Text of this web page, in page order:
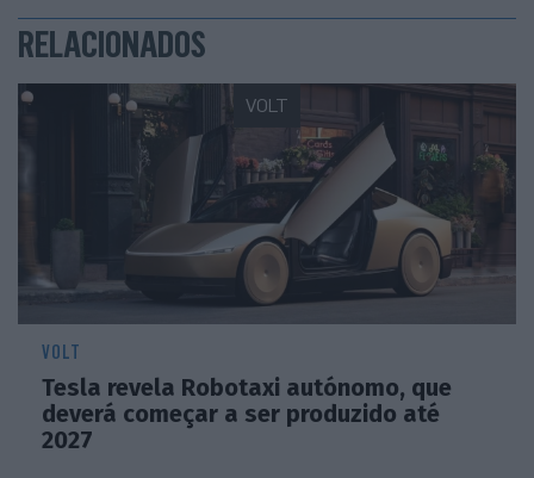
RELACIONADOS
VOLT
VOLT
Tesla revela Robotaxi autónomo, que
deverá começar a ser produzido até
2027